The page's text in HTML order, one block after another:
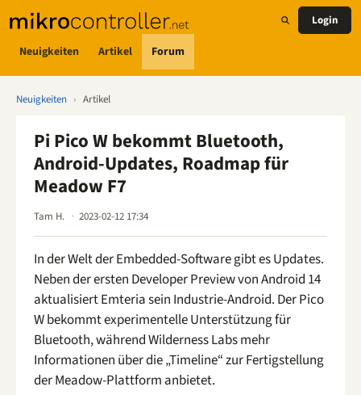
Neuigkeiten Artikel Forum
Login
Neuigkeiten › Artikel
Pi Pico W bekommt Bluetooth,
Android-Updates, Roadmap für
Meadow F7
Tam H. 2023-02-12 17:34
In der Welt der Embedded-Software gibt es Updates.
Neben der ersten Developer Preview von Android 14
aktualisiert Emteria sein Industrie-Android. Der Pico
W bekommt experimentelle Unterstützung für
Bluetooth, während Wilderness Labs mehr
Informationen über die „Timeline“ zur Fertigstellung
der Meadow-Plattform anbietet.